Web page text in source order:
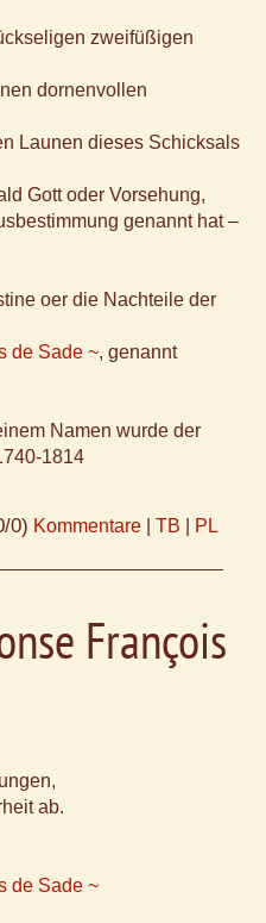
zweifüßigen
dornenvollen
Launen dieses Schicksals
Gott oder Vorsehung,
genannt hat –
oer die Nachteile der
de Sade ~, genannt
Namen wurde der
1814
0) Kommentare TB PL
François
ab.
de Sade ~